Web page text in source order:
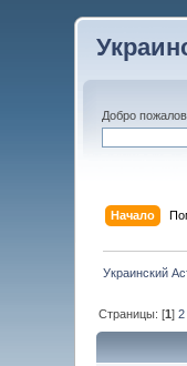
Добро
Начало
Украинский
Страницы: [1]2